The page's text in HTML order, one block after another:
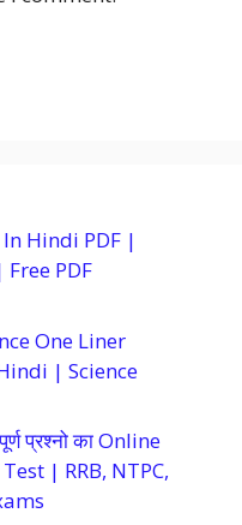
Hindi PDF |
Free PDF
One Liner
| Science
प्रश्नो का Online
| RRB, NTPC,